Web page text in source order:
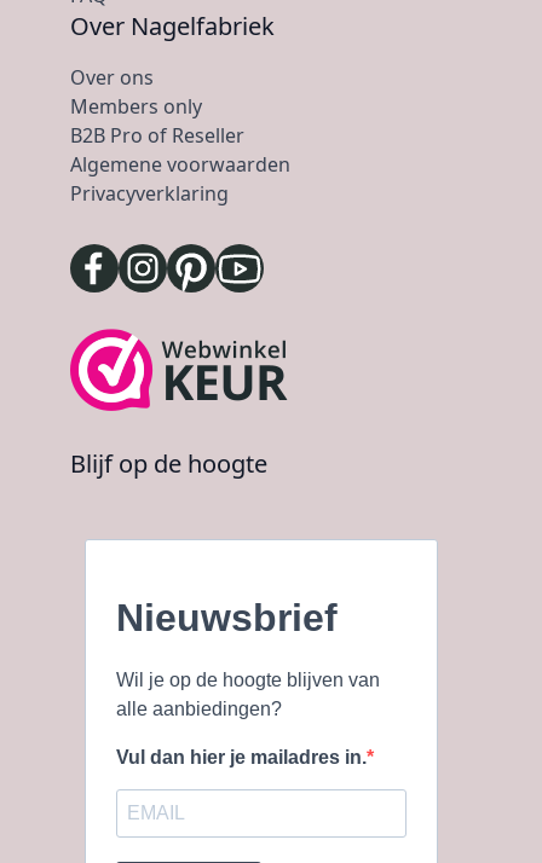
Over Nagelfabriek
Over ons
Members only
B2B Pro of Reseller
Algemene voorwaarden
Privacyverklaring
Blijf op de hoogte
Nieuwsbrief
Wil je op de hoogte blijven van
alle aanbiedingen?
Vul dan hier je mailadres in.